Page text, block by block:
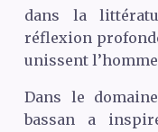
dans la
réflexion
unissent
Dans le
bassan a